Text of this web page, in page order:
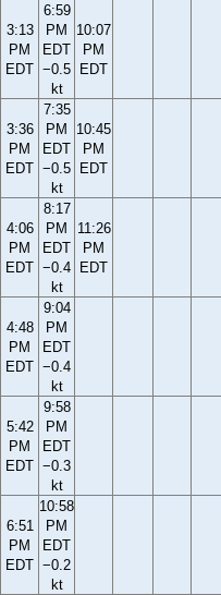
3:13
PM
EDT
6:59
PM
EDT
−0.5
kt
10:07
PM
EDT
3:36
PM
EDT
7:35
PM
EDT
−0.5
kt
10:45
PM
EDT
4:06
PM
EDT
8:17
PM
EDT
−0.4
kt
11:26
PM
EDT
4:48
PM
EDT
9:04
PM
EDT
−0.4
kt
5:42
PM
EDT
9:58
PM
EDT
−0.3
kt
6:51
PM
EDT
10:58
PM
EDT
−0.2
kt